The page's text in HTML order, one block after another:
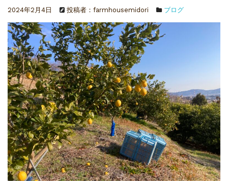
2024年2月4日 投稿者：farmhousemidori ブログ